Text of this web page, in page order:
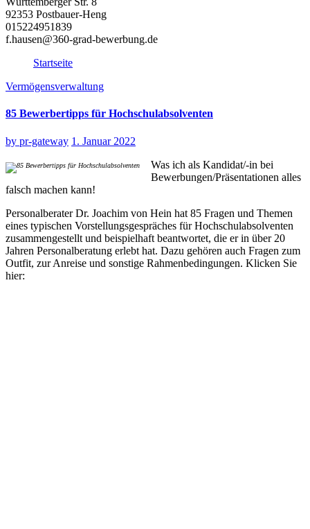
92353 Postbauer-Heng
015224951839
f.hausen@360-grad-bewerbung.de
Startseite
Vermögensverwaltung
85 Bewerbertipps für Hochschulabsolventen
by pr-gateway 1. Januar 2022
Was ich als Kandidat/-in bei
Bewerbungen/Präsentationen alles
falsch machen kann!
Personalberater Dr. Joachim von Hein hat 85 Fragen und Themen
eines typischen Vorstellungsgespräches für Hochschulabsolventen
zusammengestellt und beispielhaft beantwortet, die er in über 20
Jahren Personalberatung erlebt hat. Dazu gehören auch Fragen zum
Outfit, zur Anreise und sonstige Rahmenbedingungen. Klicken Sie
hier: